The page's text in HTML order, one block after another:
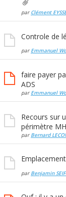
par Clément
Controle de
par Emmanuel
faire payer
ADS
par Emmanuel
Recours sur
périmètre MH
par Bernard
par Benjamin